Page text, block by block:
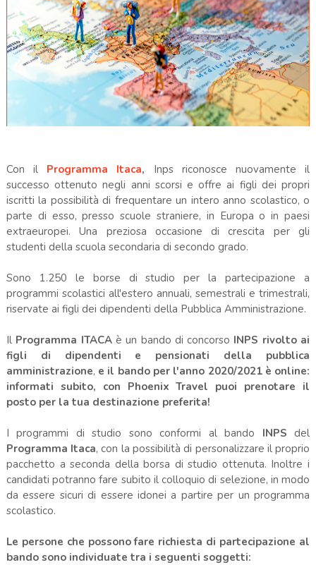
Con il Programma Itaca, Inps riconosce nuovamente il
successo ottenuto negli anni scorsi e offre ai figli dei propri
iscritti la possibilità di frequentare un intero anno scolastico, o
parte di esso, presso scuole straniere, in Europa o in paesi
extraeuropei. Una preziosa occasione di crescita per gli
studenti della scuola secondaria di secondo grado.
Sono 1.250 le borse di studio per la partecipazione a
programmi scolastici all'estero annuali, semestrali e trimestrali,
riservate ai figli dei dipendenti della Pubblica Amministrazione.
Il Programma ITACAè un bando di concorso INPS rivolto ai
figli di dipendenti e pensionati della pubblica
amministrazione, e il bando per l'anno 2020/2021 è online:
informati subito, con Phoenix Travel puoi prenotare il
posto per la tua destinazione preferita!
I programmi di studio sono conformi al bando INPS del
Programma Itaca, con la possibilità di personalizzare il proprio
pacchetto a seconda della borsa di studio ottenuta. Inoltre i
candidati potranno fare subito il colloquio di selezione, in modo
da essere sicuri di essere idonei a partire per un programma
scolastico.
Le persone che possono fare richiesta di partecipazione al
bando sono individuate tra i seguenti soggetti: